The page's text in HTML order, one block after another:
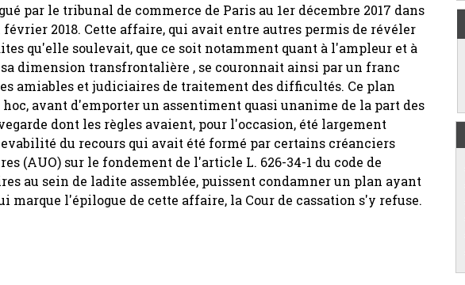
par le tribunal de commerce de Paris au 1er décembre 2017 dans
2018. Cette affaire, qui avait entre autres permis de révéler
qu'elle soulevait, que ce soit notamment quant à l'ampleur et à
dimension transfrontalière , se couronnait ainsi par un franc
amiables et judiciaires de traitement des difficultés. Ce plan
avant d'emporter un assentiment quasi unanime de la part des
dont les règles avaient, pour l'occasion, été largement
du recours qui avait été formé par certains créanciers
(AUO) sur le fondement de l'article L. 626-34-1 du code de
au sein de ladite assemblée, puissent condamner un plan ayant
marque l'épilogue de cette affaire, la Cour de cassation s'y refuse.